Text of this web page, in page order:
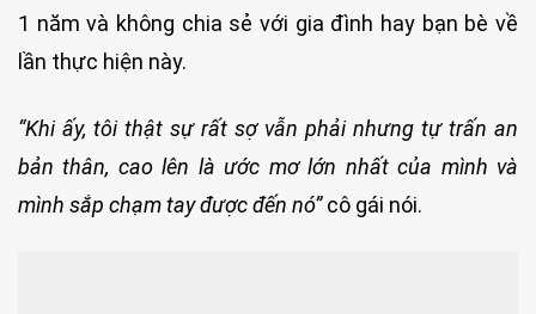
1 năm và không chia sẻ với gia đình hay bạn bè về
lần thực hiện này.
“Khi ấy, tôi thật sự rất sợ vẫn phải nhưng tự trấn an
bản thân, cao lên là ước mơ lớn nhất của mình và
mình sắp chạm tay được đến nó”cô gái nói.